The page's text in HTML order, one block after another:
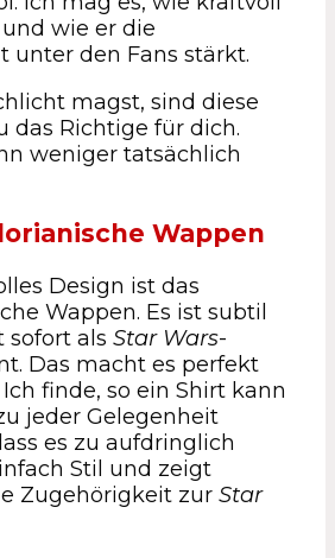
wie er die
unter den Fans stärkt.
magst, sind diese
das Richtige für dich.
weniger tatsächlich
Wappen
Design ist das
Wappen. Es ist subtil
sofort als Star Wars-
Das macht es perfekt
finde, so ein Shirt kann
jeder Gelegenheit
es zu aufdringlich
Stil und zeigt
Zugehörigkeit zur Star